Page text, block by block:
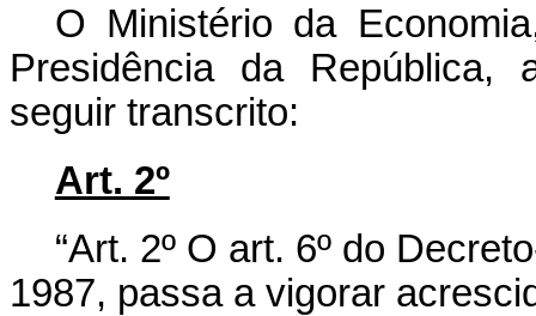
O Ministério da
Presidência da República,
seguir transcrito:
Art. 2º
“Art. 2º O art. 6º do
1987, passa a vigorar